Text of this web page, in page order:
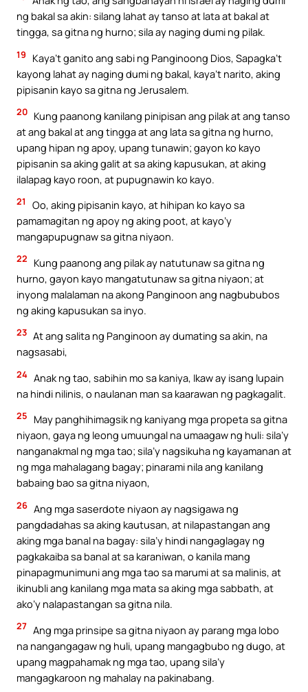
ng bakal sa akin: silang lahat ay tanso at lata at bakal at
tingga, sa gitna ng hurno; sila ay naging dumi ng pilak.
19
Kaya’t ganito ang sabi ng Panginoong Dios, Sapagka’t
kayong lahat ay naging dumi ng bakal, kaya’t narito, aking
pipisanin kayo sa gitna ng Jerusalem.
20 Kung paanong kanilang pinipisan ang pilak at ang tanso
at ang bakal at ang tingga at ang lata sa gitna ng hurno,
upang hipan ng apoy, upang tunawin; gayon ko kayo
pipisanin sa aking galit at sa aking kapusukan, at aking
ilalapag kayo roon, at pupugnawin ko kayo.
21
Oo, aking pipisanin kayo, at hihipan ko kayo sa
pamamagitan ng apoy ng aking poot, at kayo’y
mangapupugnaw sa gitna niyaon.
22
Kung paanong ang pilak ay natutunaw sa gitna ng
hurno, gayon kayo mangatutunaw sa gitna niyaon; at
inyong malalaman na akong Panginoon ang nagbububos
ng aking kapusukan sa inyo.
23 At ang salita ng Panginoon ay dumating sa akin, na
nagsasabi,
24 Anak ng tao, sabihin mo sa kaniya, Ikaw ay isang lupain
na hindi nilinis, o naulanan man sa kaarawan ng pagkagalit.
25
May panghihimagsik ng kaniyang mga propeta sa gitna
niyaon, gaya ng leong umuungal na umaagaw ng huli: sila’y
nanganakmal ng mga tao; sila’y nagsikuha ng kayamanan at
ng mga mahalagang bagay; pinarami nila ang kanilang
babaing bao sa gitna niyaon,
26 Ang mga saserdote niyaon ay nagsigawa ng
pangdadahas sa aking kautusan, at nilapastangan ang
aking mga banal na bagay: sila’y hindi nangaglagay ng
pagkakaiba sa banal at sa karaniwan, o kanila mang
pinapagmunimuni ang mga tao sa marumi at sa malinis, at
ikinubli ang kanilang mga mata sa aking mga sabbath, at
ako’y nalapastangan sa gitna nila.
27 Ang mga prinsipe sa gitna niyaon ay parang mga lobo
na nangangagaw ng huli, upang mangagbubo ng dugo, at
upang magpahamak ng mga tao, upang sila’y
mangagkaroon ng mahalay na pakinabang.